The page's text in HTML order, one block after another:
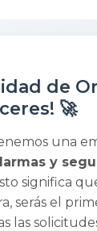
de
🚀
una
y
significa
serás el
las